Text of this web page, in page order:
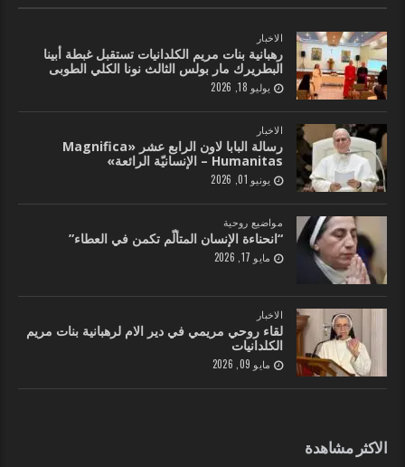
الاخبار
رهبانية بنات مريم الكلدانيات تستقبل غبطة أبينا
البطريرك مار بولس الثالث نونا الكلي الطوبى
يوليو 18, 2026
الاخبار
رسالة البابا لاون الرابع عشر «Magnifica
Humanitas – الإنسانيّة الرائعة»
يونيو 01, 2026
مواضيع روحية
“انحناءة الإنسان المتألّم تكمن في العطاء”
مايو 17, 2026
الاخبار
لقاء روحي مريمي في دير الام لرهبانية بنات مريم
الكلدانيات
مايو 09, 2026
الاكثر مشاهدة